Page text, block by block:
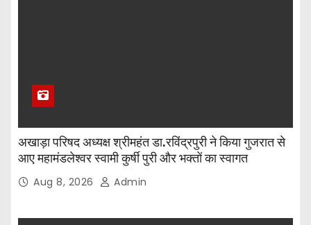
अखाड़ा परिषद अध्यक्ष श्रीमहंत डा.रविंद्रपुरी ने किया गुजरात से
आए महामंडलेश्वर स्वामी कुर्षी पुरी और भक्तों का स्वागत
Aug 8, 2026 Admin